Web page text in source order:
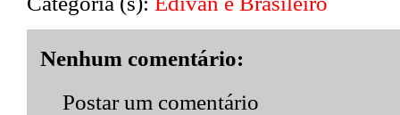
Nenhum comentário:
Postar um comentário